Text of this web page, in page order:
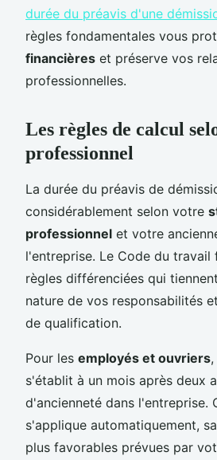
durée du préavis d'une
règles fondamentales vous
financières et préserve vos
professionnelles.
Les règles de calcul
professionnel
La durée du préavis de
considérablement selon votre
professionnel et votre
l'entreprise. Le Code du
règles différenciées qui
nature de vos responsabilités
de qualification.
Pour les employés et ouvriers
s'établit à un mois après deux
d'ancienneté dans l'entreprise.
s'applique automatiquement,
plus favorables prévues par